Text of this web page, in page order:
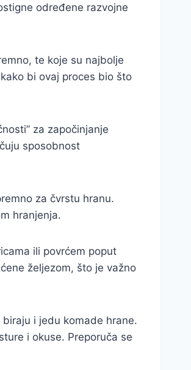
određene razvojne
te koje su najbolje
bi ovaj proces bio što
za započinjanje
sposobnost
za čvrstu hranu.
hranjenja.
ili povrćem poput
željezom, što je važno
i jedu komade hrane.
i okuse. Preporuča se